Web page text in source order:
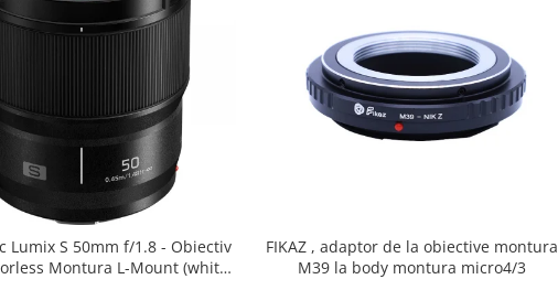
Lumix S 50mm f/1.8 - Obiectiv
Montura L-Mount (white
FIKAZ , adaptor de la obiective montura
M39 la body montura micro4/3